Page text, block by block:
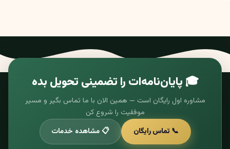
🎓 پایان‌نامه‌ات را تضمینی تحویل بده
مشاوره اول رایگان است — همین الان با ما تماس بگیر و مسیر
موفقیت را شروع کن
📞 تماس رایگان
📋 مشاهده خدمات